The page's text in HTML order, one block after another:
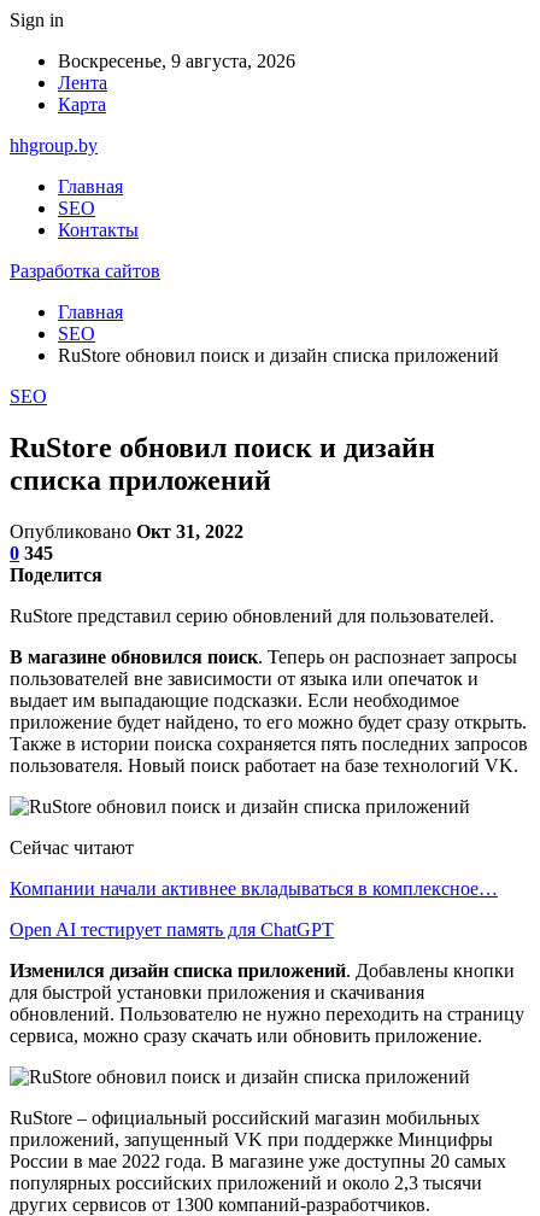
Sign in
Воскресенье, 9 августа, 2026
Лента
Карта
hhgroup.by
Главная
SEO
Контакты
Разработка сайтов
Главная
SEO
RuStore обновил поиск и дизайн списка приложений
SEO
RuStore обновил поиск и дизайн
списка приложений
Опубликовано Окт 31, 2022
0 345
Поделится
RuStore представил серию обновлений для пользователей.
В магазине обновился поиск. Теперь он распознает запросы
пользователей вне зависимости от языка или опечаток и
выдает им выпадающие подсказки. Если необходимое
приложение будет найдено, то его можно будет сразу открыть.
Также в истории поиска сохраняется пять последних запросов
пользователя. Новый поиск работает на базе технологий VK.
Сейчас читают
Компании начали активнее вкладываться в комплексное…
Open AI тестирует память для ChatGPT
Изменился дизайн списка приложений. Добавлены кнопки
для быстрой установки приложения и скачивания
обновлений. Пользователю не нужно переходить на страницу
сервиса, можно сразу скачать или обновить приложение.
RuStore – официальный российский магазин мобильных
приложений, запущенный VK при поддержке Минцифры
России в мае 2022 года. В магазине уже доступны 20 самых
популярных российских приложений и около 2,3 тысячи
других сервисов от 1300 компаний-разработчиков.